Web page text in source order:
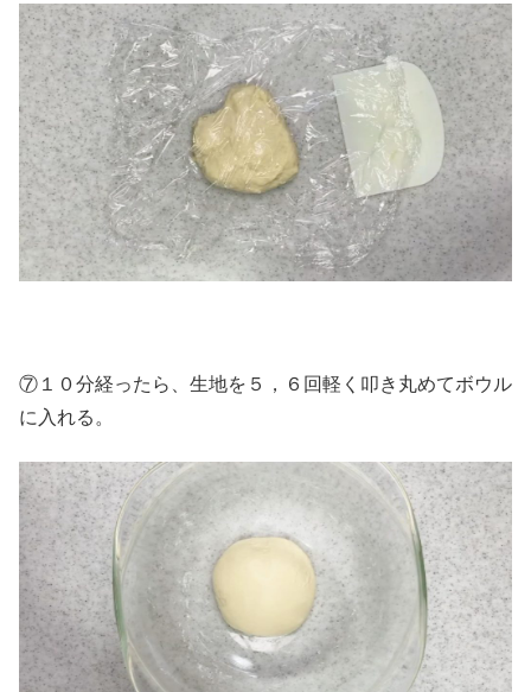
⑦１０分経ったら、生地を５，６回軽く叩き丸めてボウル
に入れる。